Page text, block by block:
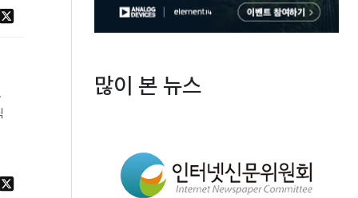
많이 본 뉴스